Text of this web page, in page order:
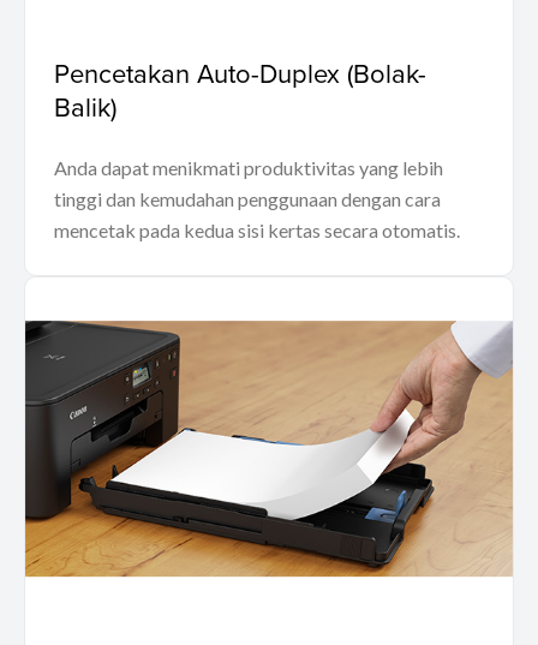
Pencetakan Auto-Duplex (Bolak-
Balik)
Anda dapat menikmati produktivitas yang lebih
tinggi dan kemudahan penggunaan dengan cara
mencetak pada kedua sisi kertas secara otomatis.